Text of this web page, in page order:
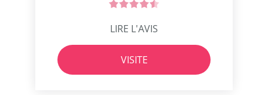
LIRE L'AVIS
VISITE